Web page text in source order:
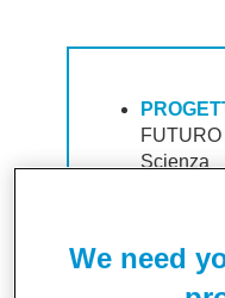
Scienza
We need